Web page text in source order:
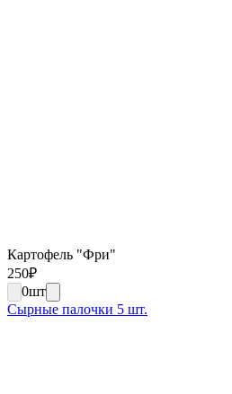
Картофель "Фри"
250₽
0шт
Сырные палочки 5 шт.